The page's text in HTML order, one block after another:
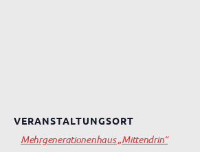
VERANSTALTUNGSORT
Mehrgenerationenhaus „Mittendrin“